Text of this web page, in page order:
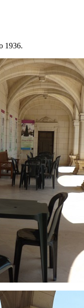
1936.